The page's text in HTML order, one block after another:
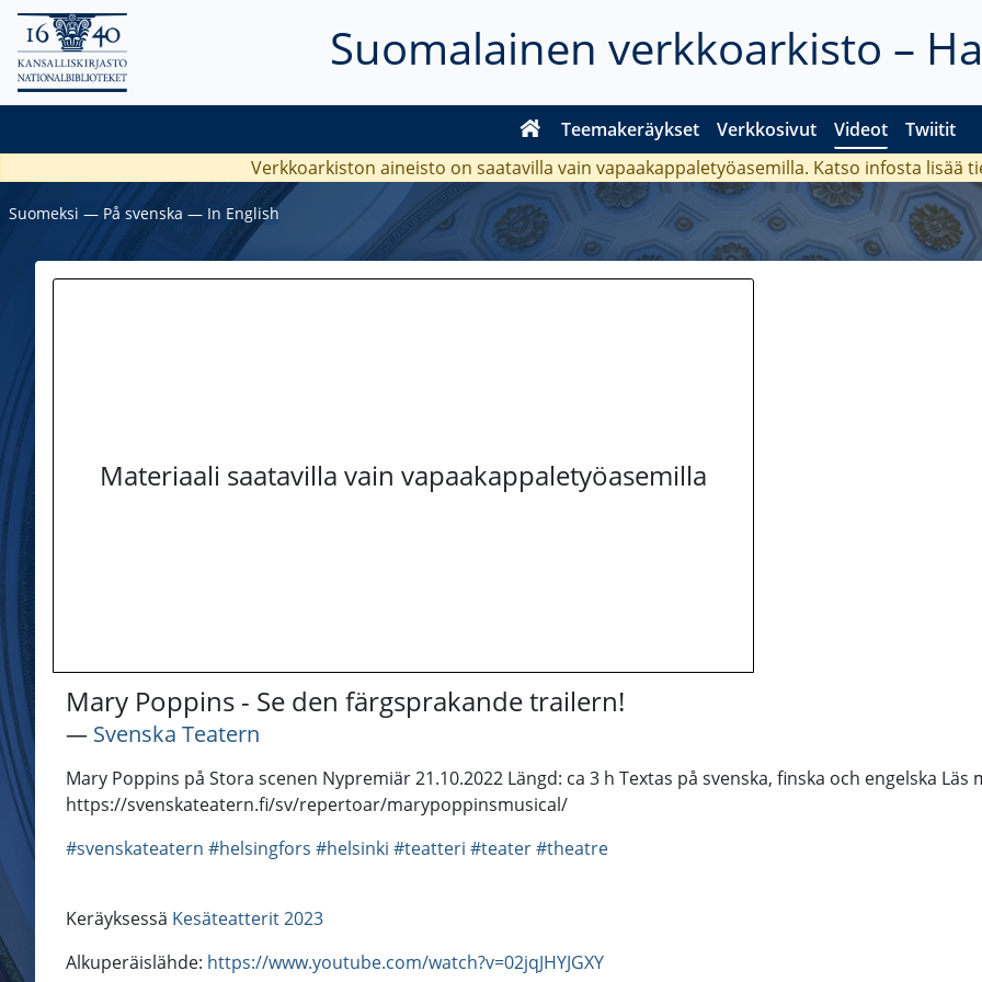
Suomalainen verkkoarkisto –
Teemakeräykset Verkkosivut Videot
Twiitit
Verkkoarkiston aineisto on saatavilla vain vapaakappaletyöasemilla. Katso infosta lisää
Suomeksi ― På svenska ― In English
Materiaali saatavilla vain vapaakappaletyöasemilla
Mary Poppins - Se den färgsprakande trailern!
― Svenska Teatern
Mary Poppins på Stora scenen Nypremiär 21.10.2022 Längd: ca 3 h Textas på svenska, finska och engelska Läs
https://svenskateatern.fi/sv/repertoar/marypoppinsmusical/
#svenskateatern #helsingfors #helsinki #teatteri #teater#theatre
Keräyksessä Kesäteatterit 2023
Alkuperäislähde: https://www.youtube.com/watch?v=02jqJHYJGXY